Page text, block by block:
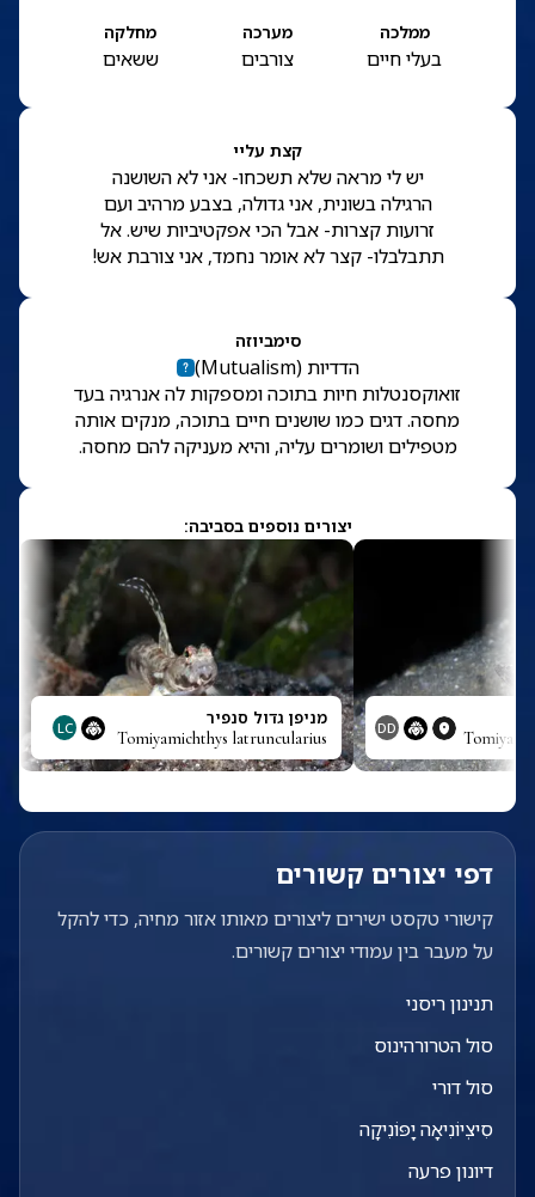
ממלכה
בעלי חיים
מערכה
צורבים
מחלקה
ששאים
קצת עליי
יש לי מראה שלא תשכחו- אני לא השושנה
הרגילה בשונית, אני גדולה, בצבע מרהיב ועם
זרועות קצרות- אבל הכי אפקטיביות שיש. אל
תתבלבלו- קצר לא אומר נחמד, אני צורבת אש!
סימביוזה
הדדיות (
Mutualism
)
זואוקסנטלות חיות בתוכה ומספקות לה אנרגיה בעד
מחסה. דגים כמו שושנים חיים בתוכה, מנקים אותה
מטפילים ושומרים עליה, והיא מעניקה להם מחסה.
יצורים נוספים בסביבה:
DD מניפן גדול סנפיר
Tomiyamichthys latruncularius
LC
דפי יצורים קשורים
קישורי טקסט ישירים ליצורים מאותו אזור מחיה, כדי להקל
על מעבר בין עמודי יצורים קשורים.
תנינון ריסני
סול הטרורהינוס
סול דורי
סִיצְיוֹנִיאָה יָפּוֹנִיקָה
דיונון פרעה